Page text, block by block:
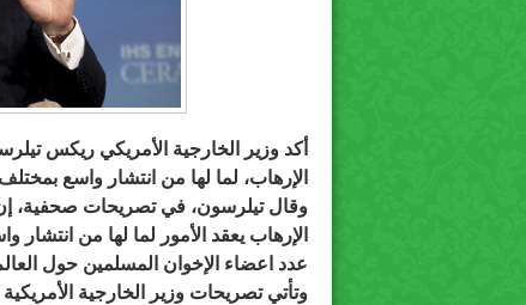
أكد وزير الخارجية الأمريكي ريكس
الإرهاب، لما لها من انتشار واسع بمختلف
وقال تيلرسون، في تصريحات صحفية،
الإرهاب يعقد الأمور لما لها من انتشار
عدد اعضاء الإخوان المسلمين حول العالم يبلغ 5
وتأتي تصريحات وزير الخارجية